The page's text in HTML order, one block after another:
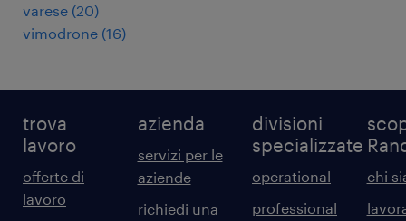
varese (20)
vimodrone (16)
trova
lavoro
offerte di
lavoro
azienda
servizi per le
aziende
richiedi una
divisioni
specializzate
operational
professional
chi